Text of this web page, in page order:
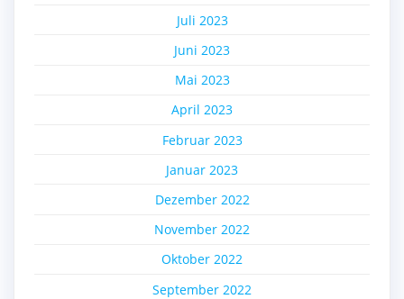
Juli 2023
Juni 2023
Mai 2023
April 2023
Februar 2023
Januar 2023
Dezember 2022
November 2022
Oktober 2022
September 2022